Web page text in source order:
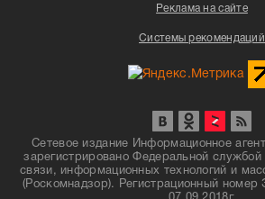
Реклама на сайте
Системы рекомендаций
Сетевое издание Информационное
зарегистрировано Федеральной
связи, информационных технологий и
(Роскомнадзор). Регистрационный